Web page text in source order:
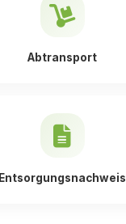
Abtransport
Entsorgungsnachweis